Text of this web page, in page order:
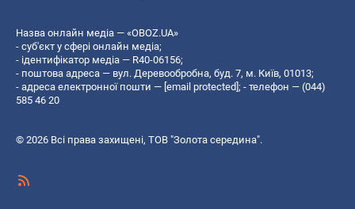
Назва онлайн медіа — «OBOZ.UA»
- суб'єкт у сфері онлайн медіа;
- ідентифікатор медіа — R40-06156;
- поштова адреса — вул. Деревообробна, буд. 7, м. Київ, 01013;
- адреса електронної пошти — [email protected] ; - телефон — (044)
585 46 20
© 2026 Всі права захищені, ТОВ "Золота середина".